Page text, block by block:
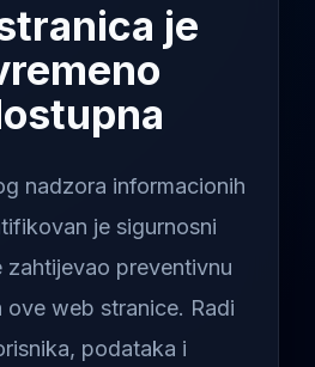
je
nadzora informacionih
je sigurnosni
zahtijevao preventivnu
ove web stranice. Radi
podataka i